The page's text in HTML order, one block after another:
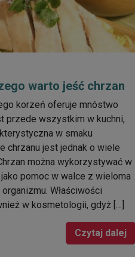
warto jeść chrzan
korzeń oferuje mnóstwo
przede wszystkim w kuchni,
w smaku
chrzanu jest jednak o wiele
można wykorzystywać w
pomoc w walce z wieloma
Właściwości
w kosmetologii, gdyż […]
Czytaj dalej